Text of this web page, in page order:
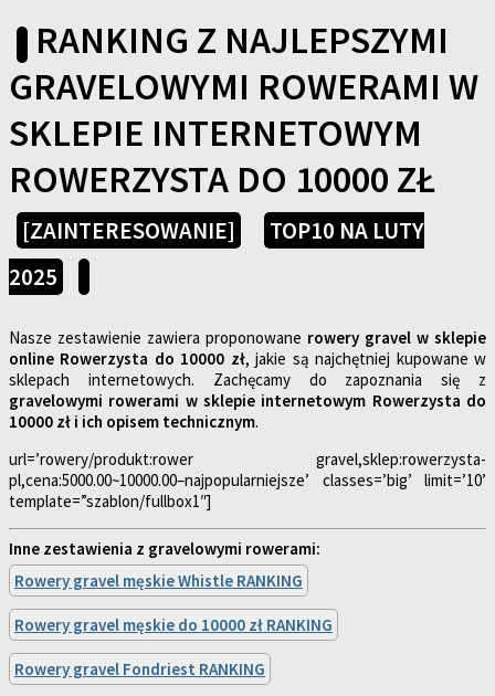
RANKING Z NAJLEPSZYMI
GRAVELOWYMI ROWERAMI W
SKLEPIE INTERNETOWYM
ROWERZYSTA DO 10000 ZŁ
[ZAINTERESOWANIE]
TOP10 NA LUTY
2025
Nasze zestawienie zawiera proponowane rowery gravel w sklepie
online Rowerzysta do 10000 zł, jakie są najchętniej kupowane w
sklepach internetowych. Zachęcamy do zapoznania się z
gravelowymi rowerami w sklepie internetowym Rowerzysta do
10000 zł i ich opisem technicznym.
url=’rowery/produkt:rower gravel,sklep:rowerzysta-
pl,cena:5000.00~10000.00–najpopularniejsze’ classes=’big’ limit=’10’
template=”szablon/fullbox1″]
Inne zestawienia z gravelowymi rowerami:
Rowery gravel męskie Whistle RANKING
Rowery gravel męskie do 10000 zł RANKING
Rowery gravel Fondriest RANKING